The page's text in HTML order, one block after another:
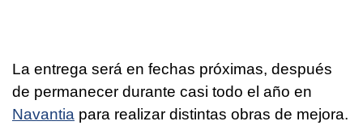
La entrega será en fechas próximas, después
de permanecer durante casi todo el año en
Navantia para realizar distintas obras de mejora.